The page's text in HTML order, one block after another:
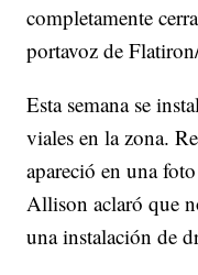
completamente
portavoz de
Esta semana se
viales en la zona.
apareció en una
Allison aclaró que
una instalación de